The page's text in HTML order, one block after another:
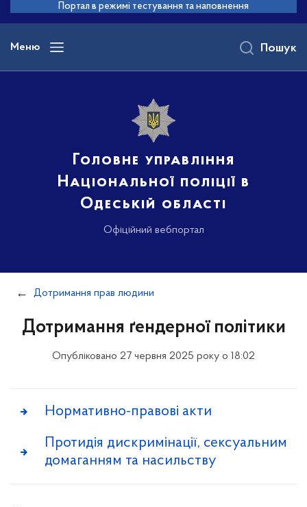
основного
вмісту
Портал в режимі тестування та наповнення
Меню
Головне управління
Національної поліції в
Одеській області
Офіційний вебпортал
Пошук
Дотримання прав людини
Дотримання ґендерної політики
Опубліковано 27 червня 2025 року о 18:02
Нормативно-правові акти
Протидія дискримінації, сексуальним
домаганням та насильству